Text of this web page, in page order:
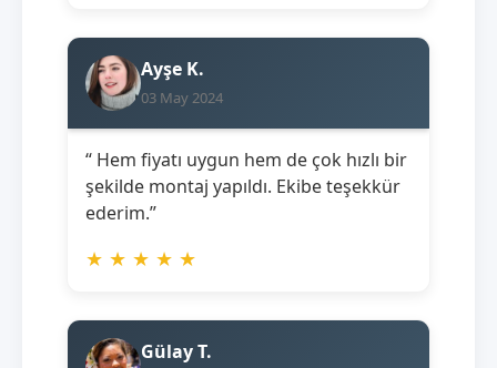
Ayşe K.
03 May 2024
“ Hem fiyatı uygun hem de çok hızlı bir
şekilde montaj yapıldı. Ekibe teşekkür
ederim.”
★ ★ ★ ★ ★
Gülay T.